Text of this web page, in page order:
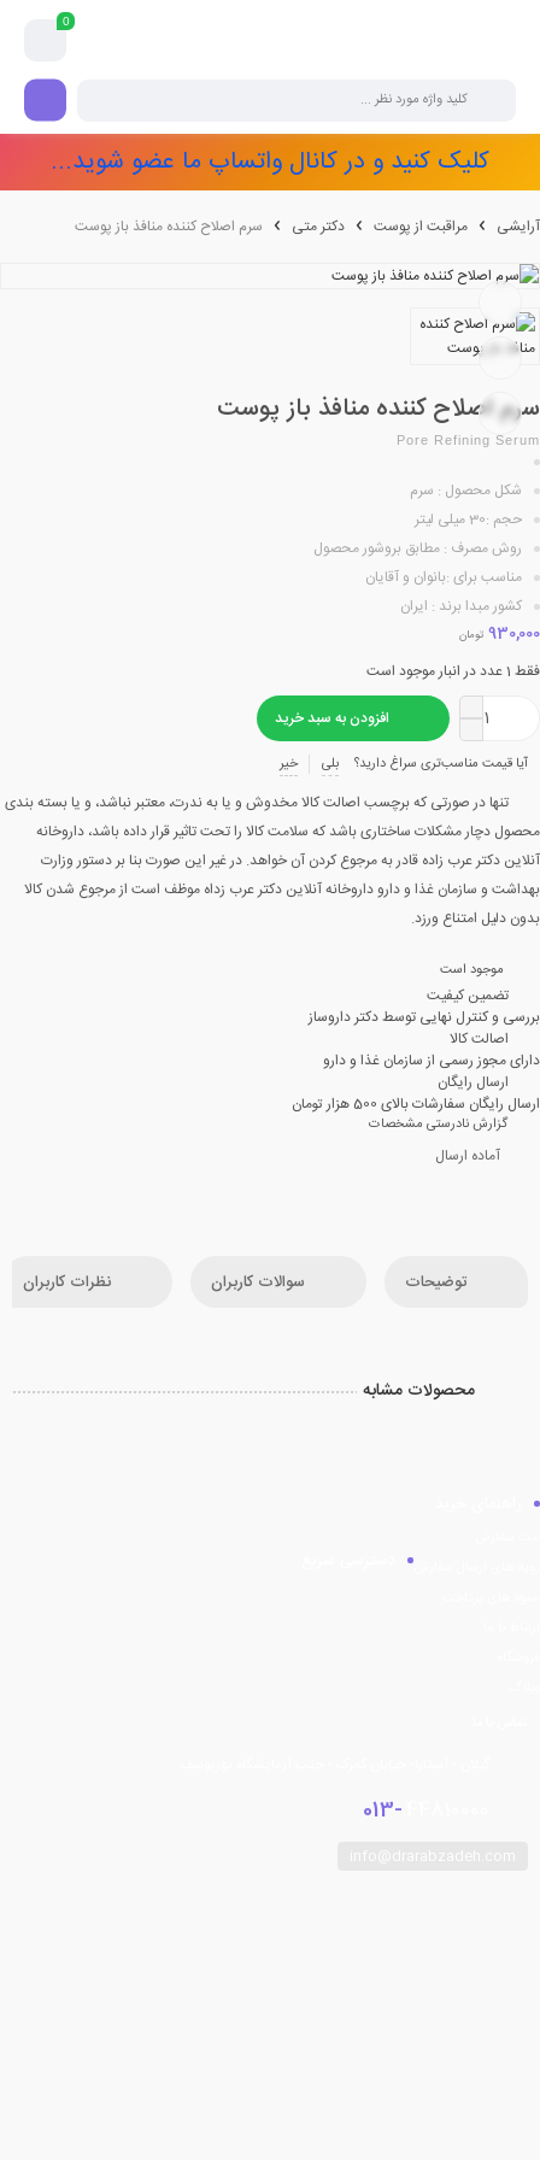
0
کلیک کنید و در کانال واتساپ ما عضو شوید...
آرایشی مراقبت از پوست دکتر متی سرم اصلاح کننده منافذ باز پوست
سرم اصلاح کننده منافذ باز پوست
Pore Refining Serum
شکل محصول : سرم
حجم :30 میلی لیتر
روش مصرف : مطابق بروشور محصول
مناسب برای :بانوان و آقایان
کشور مبدا برند : ایران
930,000 تومان
فقط 1 عدد در انبار موجود است
افزودن به سبد خرید
آیا قیمت مناسب‌تری سراغ دارید؟ بلی خیر
تنها در صورتی که برچسب اصالت کالا مخدوش و یا به ندرت، معتبر نباشد، و یا بسته بندی
محصول دچار مشکلات ساختاری باشد که سلامت کالا را تحت تاثیر قرار داده باشد، داروخانه
آنلاین دکتر عرب زاده قادر به مرجوع کردن آن خواهد. در غیر این صورت بنا بر دستور وزارت
بهداشت و سازمان غذا و دارو داروخانه آنلاین دکتر عرب زداه موظف است از مرجوع شدن کالا
بدون دلیل امتناع ورزد.
موجود است
تضمین کیفیت
بررسی و کنترل نهایی توسط دکتر داروساز
اصالت کالا
دارای مجوز رسمی از سازمان غذا و دارو
ارسال رایگان
ارسال رایگان سفارشات بالای 500 هزار تومان
گزارش نادرستی مشخصات
آماده ارسال
توضیحات سوالات کاربران نظرات کاربران
محصولات مشابه
013-
info@drarabzadeh.com